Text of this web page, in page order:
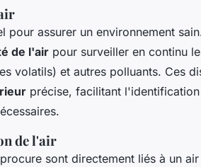
pour assurer un environnement
de l'air pour surveiller en continu
volatils) et autres polluants. Ces
précise, facilitant
de l'air
sont directement liés à un